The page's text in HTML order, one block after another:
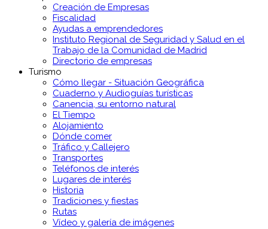
Creación de Empresas
Fiscalidad
Ayudas a emprendedores
Instituto Regional de Seguridad y Salud en el
Trabajo de la Comunidad de Madrid
Directorio de empresas
Turismo
Cómo llegar - Situación Geográfica
Cuaderno y Audioguías turísticas
Canencia, su entorno natural
El Tiempo
Alojamiento
Dónde comer
Tráfico y Callejero
Transportes
Teléfonos de interés
Lugares de interés
Historia
Tradiciones y fiestas
Rutas
Vídeo y galería de imágenes